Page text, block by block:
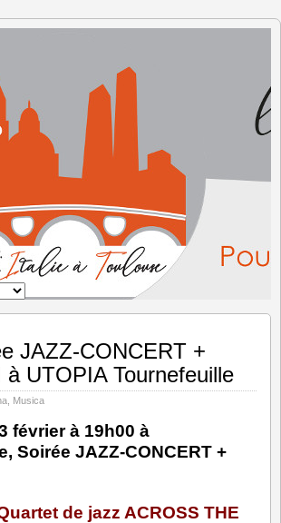
JAZZ-CONCERT +
à UTOPIA Tournefeuille
Musica
février à 19h00 à
Soirée JAZZ-CONCERT +
de jazz ACROSS THE